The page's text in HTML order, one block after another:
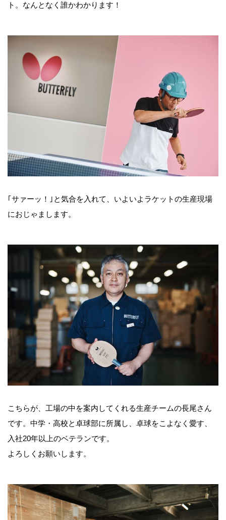
ト。なんとなく誰かわかります！
｢サァーッ！｣と気合を入れて、いよいよラケットの生産現場
におじゃまします。
こちらが、工場の中を案内してくれる生産チームの長尾さん
です。中学・高校と卓球部に所属し、卓球をこよなく愛す、
入社20年以上のベテランです。
よろしくお願いします。